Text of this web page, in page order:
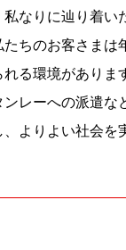
なりに辿り着い
ちのお客さまは
る環境がありま
レーへの派遣な
よりよい社会を